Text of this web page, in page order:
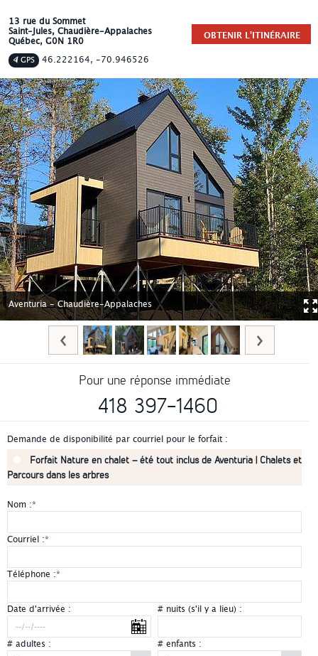
13 rue du Sommet
Saint-Jules, Chaudière-Appalaches
Québec, G0N 1R0
GPS 46.222164, -70.946526
OBTENIR L'ITINÉRAIRE
Aventuria - Chaudière-Appalaches
Pour une réponse immédiate
418 397-1460
Demande de disponibilité par courriel pour le forfait :
Forfait Nature en chalet – été tout inclus de Aventuria | Chalets et
Parcours dans les arbres
Nom :*
Courriel :*
Téléphone :*
Date d'arrivée : # nuits (s'il y a lieu) :
# adultes : # enfants :